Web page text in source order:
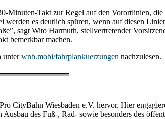
Minuten-Takt zur Regel auf den Vorortlinien, die
werden es deutlich spüren, wenn auf diesen
sagt Wito Harmuth, stellvertretender
bemerkbar machen.
unterwnb.mobi/fahrplankuerzungen nachzulesen.
CityBahn Wiesbaden e.V. hervor. Hier
des Fuß-, Rad- sowie besonders des